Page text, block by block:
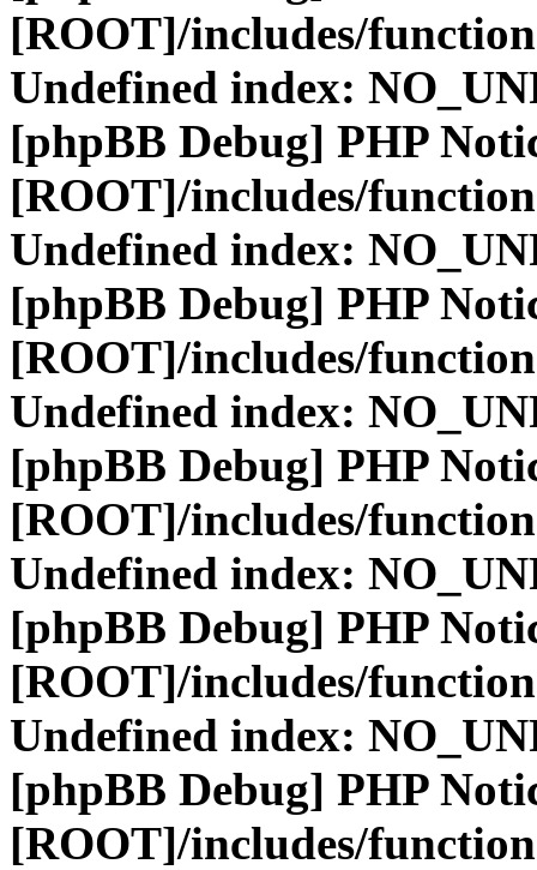
[ROOT]/includes/
Undefined index:
[phpBB Debug] PHP
[ROOT]/includes/
Undefined index:
[phpBB Debug] PHP
[ROOT]/includes/
Undefined index:
[phpBB Debug] PHP
[ROOT]/includes/
Undefined index:
[phpBB Debug] PHP
[ROOT]/includes/
Undefined index:
[phpBB Debug] PHP
[ROOT]/includes/